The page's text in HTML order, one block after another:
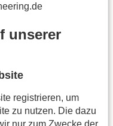
unserer
registrieren, um
zu nutzen. Die dazu
nur zum Zwecke der